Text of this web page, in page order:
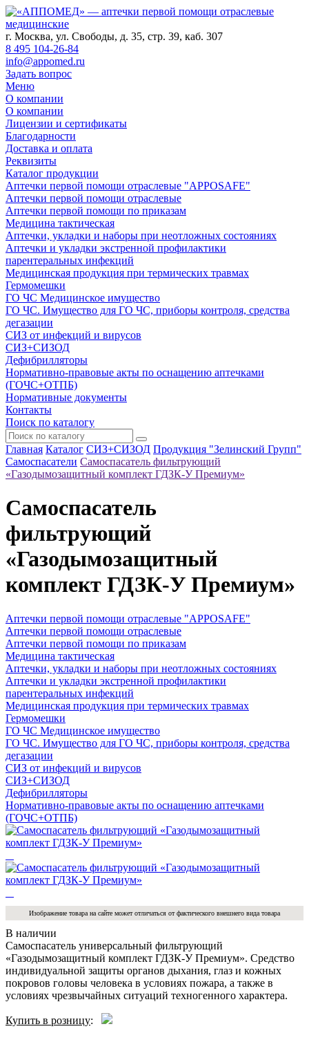
г. Москва, ул. Свободы, д. 35, стр. 39, каб. 307
8 495 104-26-84
info@appomed.ru
Задать вопрос
Меню
О компании
О компании
Лицензии и сертификаты
Благодарности
Доставка и оплата
Реквизиты
Каталог продукции
Аптечки первой помощи отраслевые "APPOSAFE"
Аптечки первой помощи отраслевые
Аптечки первой помощи по приказам
Медицина тактическая
Аптечки, укладки и наборы при неотложных состояниях
Аптечки и укладки экстренной профилактики
парентеральных инфекций
Медицинская продукция при термических травмах
Гермомешки
ГО ЧС Медицинское имущество
ГО ЧС. Имущество для ГО ЧС, приборы контроля, средства
дегазации
СИЗ от инфекций и вирусов
СИЗ+СИЗОД
Дефибрилляторы
Нормативно-правовые акты по оснащению аптечками
(ГОЧС+ОТПБ)
Нормативные документы
Контакты
Поиск по каталогу
Главная Каталог СИЗ+СИЗОД Продукция "Зелинский Групп"
Самоспасатели Самоспасатель фильтрующий
«Газодымозащитный комплект ГДЗК-У Премиум»
Самоспасатель
фильтрующий
«Газодымозащитный
комплект ГДЗК-У Премиум»
Аптечки первой помощи отраслевые "APPOSAFE"
Аптечки первой помощи отраслевые
Аптечки первой помощи по приказам
Медицина тактическая
Аптечки, укладки и наборы при неотложных состояниях
Аптечки и укладки экстренной профилактики
парентеральных инфекций
Медицинская продукция при термических травмах
Гермомешки
ГО ЧС Медицинское имущество
ГО ЧС. Имущество для ГО ЧС, приборы контроля, средства
дегазации
СИЗ от инфекций и вирусов
СИЗ+СИЗОД
Дефибрилляторы
Нормативно-правовые акты по оснащению аптечками
(ГОЧС+ОТПБ)
Изображение товара на сайте может отличаться от фактического внешнего вида товара
В наличии
Самоспасатель универсальный фильтрующий
«Газодымозащитный комплект ГДЗК-У Премиум». Средство
индивидуальной защиты органов дыхания, глаз и кожных
покровов головы человека в условиях пожара, а также в
условиях чрезвычайных ситуаций техногенного характера.
Купить в розницу: